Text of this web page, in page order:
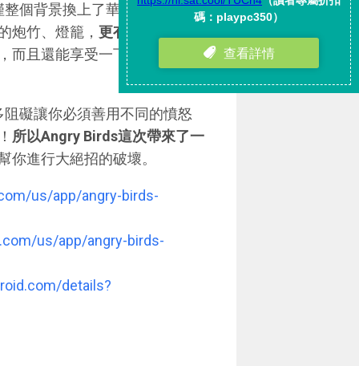
個背景換上了華燈初上的春
炮竹、燈籠， 更有趣的是這些
而且還能享受一下過年放煙火
礙讓你必須善用不同的憤怒
所以Angry Birds這次帶來了一
你進行大絕招的破壞。
us/app/angry-birds-
us/app/angry-birds-
details?